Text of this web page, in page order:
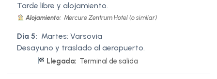
Tarde libre y alojamiento.
Alojamiento: Mercure Zentrum Hotel (o similar)
Día 5: Martes: Varsovia
Desayuno y traslado al aeropuerto.
Llegada: Terminal de salida